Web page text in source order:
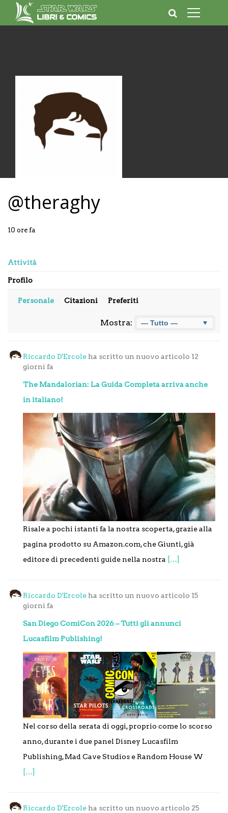
@theraghy
10 ore fa
Attività
Profilo
Personale Citazioni Preferiti
Mostra:
Riccardo D'Ercole ha scritto un nuovo articolo 12
giorni fa
The Mandalorian: La Guida Completa arriva anche
in italiano!
Risale a pochi istanti fa la nostra scoperta, grazie alla
pagina prodotto su Amazon.com, che Giunti, già
editore di precedenti guide nella nostra […]
Riccardo D'Ercole ha scritto un nuovo articolo 15
giorni fa
San Diego ComiCon 2026 – Tutti gli annunci
Lucasfilm Publishing!
Nel corso della serata di oggi, proprio come lo scorso
anno, durante i due panel Disney Lucasfilm
Publishing, Mad Cave Studios e Random House W
[…]
Riccardo D'Ercole ha scritto un nuovo articolo 25